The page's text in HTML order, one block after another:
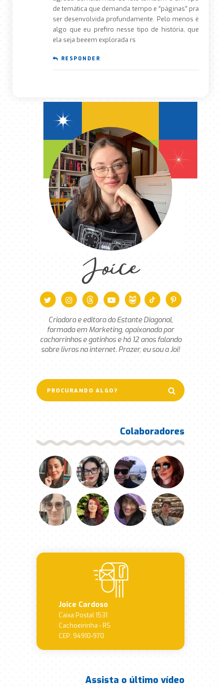
de temática que demanda tempo e “páginas” pra
ser desenvolvida profundamente. Pelo menos é
algo que eu prefiro nesse tipo de história, que
ela seja beeem explorada rs
RESPONDER
Joice
Criadora e editora do Estante Diagonal,
formada em Marketing, apaixonada por
cachorrinhos e gatinhos e há 12 anos falando
sobre livros na internet. Prazer, eu sou a Joi!
Colaboradores
Joice Cardoso
Caixa Postal 1531
Cachoeirinha - RS
CEP: 94910-970
Assista o último vídeo